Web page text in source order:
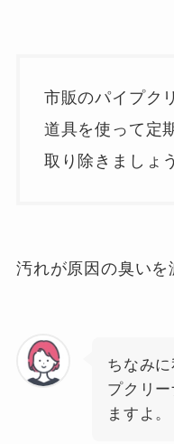
市販のパイプク
道具を使って定
取り除きましょ
汚れが原因の臭いを
ちなみ
プクリ
ますよ。